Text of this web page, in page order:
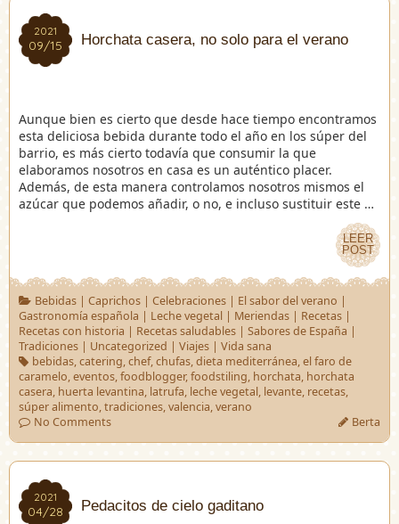
2021
09/15
2021
09/15 Horchata casera, no solo para el verano
Aunque bien es cierto que desde hace tiempo encontramos
esta deliciosa bebida durante todo el año en los súper del
barrio, es más cierto todavía que consumir la que
elaboramos nosotros en casa es un auténtico placer.
Además, de esta manera controlamos nosotros mismos el
azúcar que podemos añadir, o no, e incluso sustituir este …
LEER
POST
LEER
POST
Bebidas| Caprichos| Celebraciones| El sabor del verano |
Gastronomía española | Leche vegetal | Meriendas | Recetas |
Recetas con historia | Recetas saludables | Sabores de España |
Tradiciones | Uncategorized | Viajes | Vida sana
bebidas,catering,chef,chufas,dieta mediterránea,el faro de
caramelo,eventos,foodblogger,foodstiling, horchata, horchata
casera, huerta levantina, latrufa, leche vegetal, levante, recetas,
súper alimento,tradiciones,valencia,verano
No Comments
Berta
2021
04/28
2021
04/28 Pedacitos de cielo gaditano